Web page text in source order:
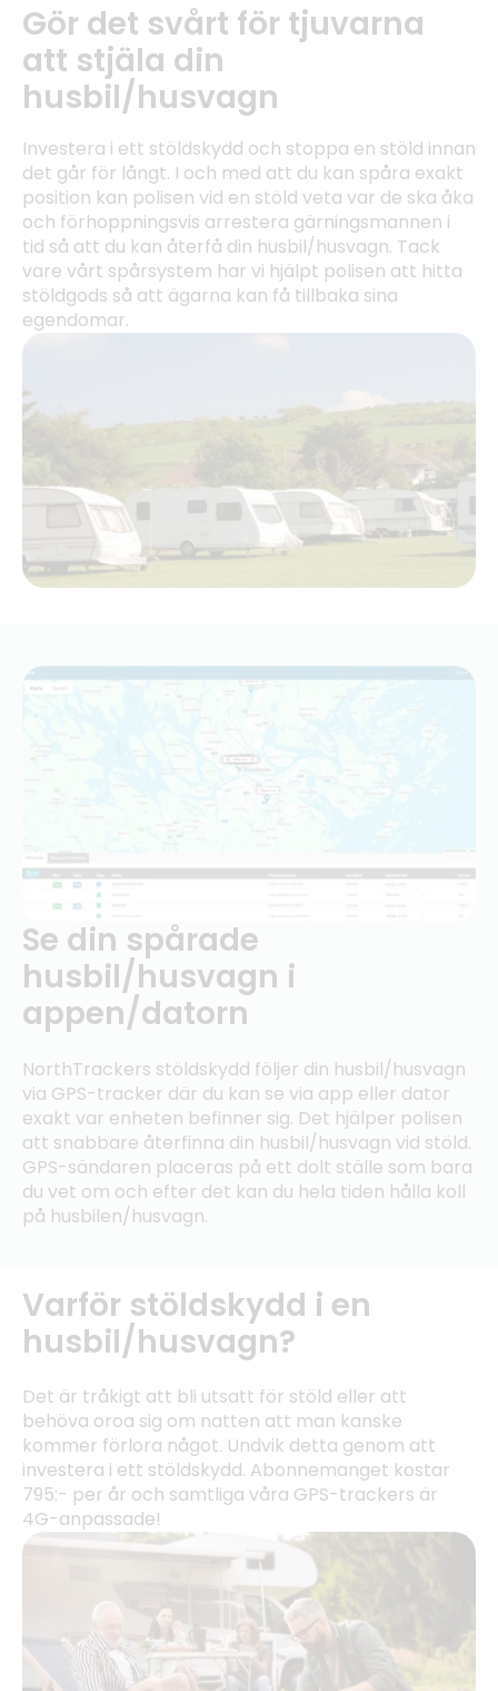
Gör det svårt för tjuvarna
att stjäla din
husbil/husvagn
Investera i ett stöldskydd och stoppa en stöld innan
det går för långt. I och med att du kan spåra exakt
position kan polisen vid en stöld veta var de ska åka
och förhoppningsvis arrestera gärningsmannen i
tid så att du kan återfå din husbil/husvagn. Tack
vare vårt spårsystem har vi hjälpt polisen att hitta
stöldgods så att ägarna kan få tillbaka sina
egendomar.
Se din spårade
husbil/husvagn i
appen/datorn
NorthTrackers stöldskydd följer din husbil/husvagn
via GPS-tracker där du kan se via app eller dator
exakt var enheten befinner sig. Det hjälper polisen
att snabbare återfinna din husbil/husvagn vid stöld.
GPS-sändaren placeras på ett dolt ställe som bara
du vet om och efter det kan du hela tiden hålla koll
på husbilen/husvagn.
Varför stöldskydd i en
husbil/husvagn?
Det är tråkigt att bli utsatt för stöld eller att
behöva oroa sig om natten att man kanske
kommer förlora något. Undvik detta genom att
investera i ett stöldskydd. Abonnemanget kostar
795:- per år och samtliga våra GPS-trackers är
4G-anpassade!